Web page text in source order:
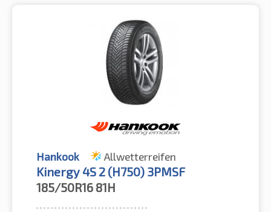
Hankook Allwetterreifen
Kinergy 4S 2 (H750) 3PMSF
185/50R16 81H